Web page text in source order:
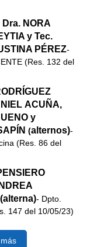
NORA
y Tec.
PÉREZ-
(Res. 132 del
ACUÑA,
y
(alternos)-
(Res. 86 del
- Dpto.
147 del 10/05/23)